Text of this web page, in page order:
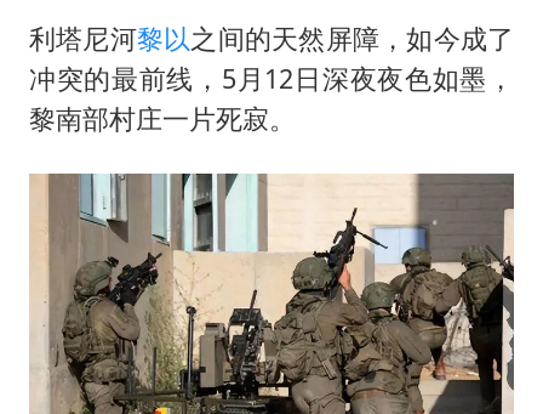
利塔尼河黎以之间的天然屏障，如今成了
冲突的最前线，5月12日深夜夜色如墨，
黎南部村庄一片死寂。